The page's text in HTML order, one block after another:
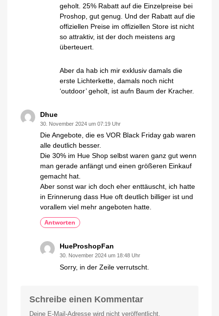
geholt. 25% Rabatt auf die Einzelpreise bei
Proshop, gut genug. Und der Rabatt auf die
offiziellen Preise im offiziellen Store ist nicht
so attraktiv, ist der doch meistens arg
überteuert.
Aber da hab ich mir exklusiv damals die
erste Lichterkette, damals noch nicht
‘outdoor’ geholt, ist aufn Baum der Kracher.
Dhue
30. November 2024 um 07:19 Uhr
Die Angebote, die es VOR Black Friday gab waren
alle deutlich besser.
Die 30% im Hue Shop selbst waren ganz gut wenn
man gerade anfängt und einen größeren Einkauf
gemacht hat.
Aber sonst war ich doch eher enttäuscht, ich hatte
in Erinnerung dass Hue oft deutlich billiger ist und
vorallem viel mehr angeboten hatte.
Antworten
HueProshopFan
30. November 2024 um 18:48 Uhr
Sorry, in der Zeile verrutscht.
Schreibe einen Kommentar
Deine E-Mail-Adresse wird nicht veröffentlicht.